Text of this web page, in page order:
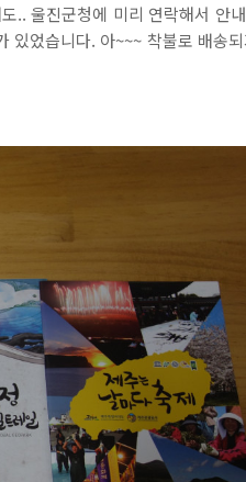
.. 울진군청에 미리 연락해서 안
있었습니다. 아~~~ 착불로 배송